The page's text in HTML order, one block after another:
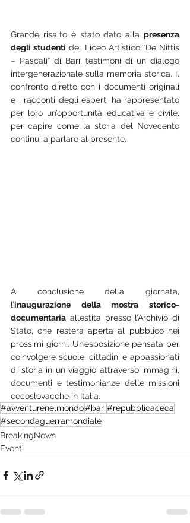
Grande risalto è stato dato alla presenza
degli studenti del Liceo Artistico “De Nittis
– Pascali” di Bari, testimoni di un dialogo
intergenerazionale sulla memoria storica. Il
confronto diretto con i documenti originali
e i racconti degli esperti ha rappresentato
per loro un’opportunità educativa e civile,
per capire come la storia del Novecento
continui a parlare al presente.
A conclusione della giornata,
l’inaugurazione della mostra storico-
documentaria allestita presso l’Archivio di
Stato, che resterà aperta al pubblico nei
prossimi giorni. Un’esposizione pensata per
coinvolgere scuole, cittadini e appassionati
di storia in un viaggio attraverso immagini,
documenti e testimonianze delle missioni
cecoslovacche in Italia.
#avventurenelmondo#bari#repubblicaceca
#secondaguerramondiale
BreakingNews
Eventi